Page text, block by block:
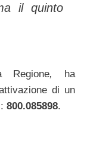
il quinto
Regione,
ha
di un
: 800.085898.